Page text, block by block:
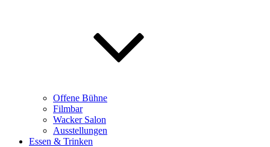
Offene Bühne
Filmbar
Wacker Salon
Ausstellungen
Essen & Trinken